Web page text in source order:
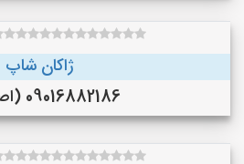
ژاکان شاپ
09016882186 (اصفهان)